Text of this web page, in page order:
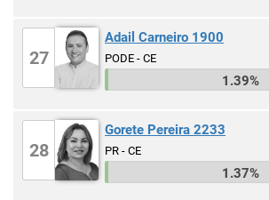
27
Adail Carneiro 1900
PODE - CE
1.39%
28
Gorete Pereira 2233
PR - CE
1.37%